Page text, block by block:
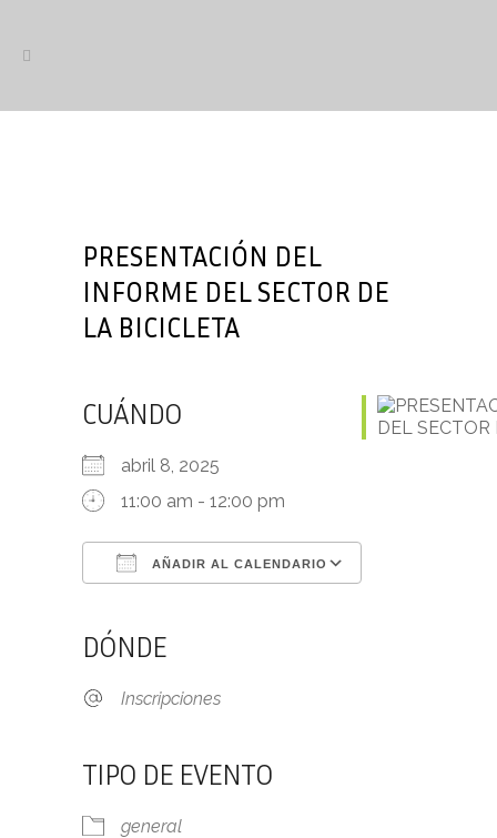
PRESENTACIÓN DEL
INFORME DEL SECTOR DE
LA BICICLETA
CUÁNDO
abril 8, 2025
11:00 am - 12:00 pm
AÑADIR AL CALENDARIO
DÓNDE
Inscripciones
TIPO DE EVENTO
general